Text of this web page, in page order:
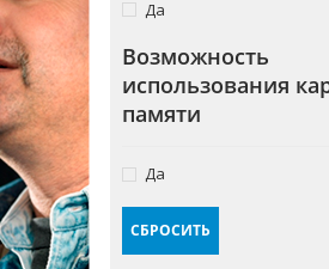
Кабели
Переходники-разъемы
Измерители КСВ
Преобразователи
Программаторы
Да
Возможность
использования
памяти
Да
СБРОСИТЬ